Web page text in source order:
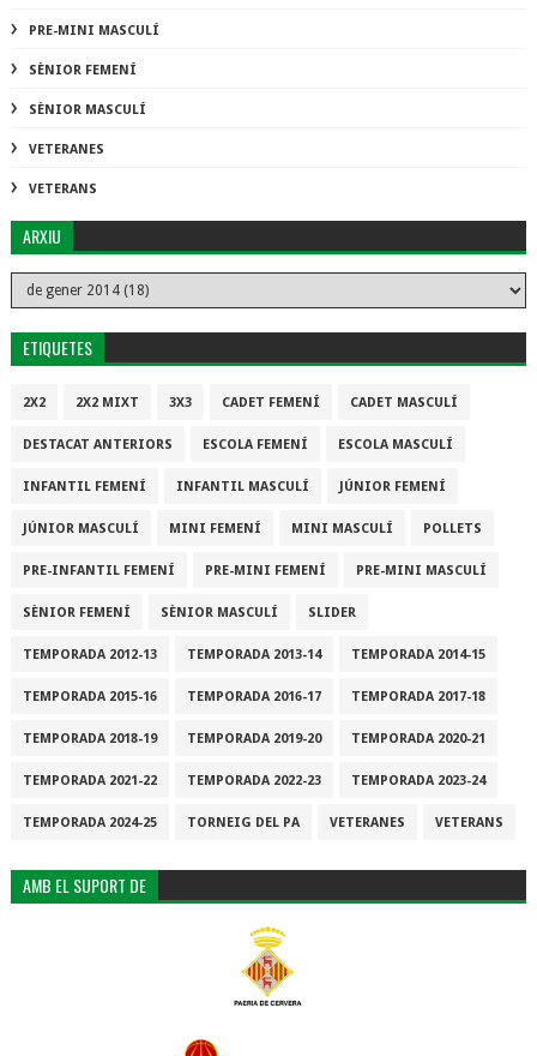
PRE-MINI MASCULÍ
SÈNIOR FEMENÍ
SÈNIOR MASCULÍ
VETERANES
VETERANS
ARXIU
ETIQUETES
2X2 2X2 MIXT 3X3 CADET FEMENÍ CADET MASCULÍ
DESTACAT ANTERIORS ESCOLA FEMENÍ ESCOLA MASCULÍ
INFANTIL FEMENÍ INFANTIL MASCULÍ JÚNIOR FEMENÍ
JÚNIOR MASCULÍ MINI FEMENÍ MINI MASCULÍ POLLETS
PRE-INFANTIL FEMENÍ PRE-MINI FEMENÍ PRE-MINI MASCULÍ
SÈNIOR FEMENÍ SÈNIOR MASCULÍ SLIDER
TEMPORADA 2012-13 TEMPORADA 2013-14 TEMPORADA 2014-15
TEMPORADA 2015-16 TEMPORADA 2016-17 TEMPORADA 2017-18
TEMPORADA 2018-19 TEMPORADA 2019-20 TEMPORADA 2020-21
TEMPORADA 2021-22 TEMPORADA 2022-23 TEMPORADA 2023-24
TEMPORADA 2024-25 TORNEIG DEL PA VETERANES VETERANS
AMB EL SUPORT DE